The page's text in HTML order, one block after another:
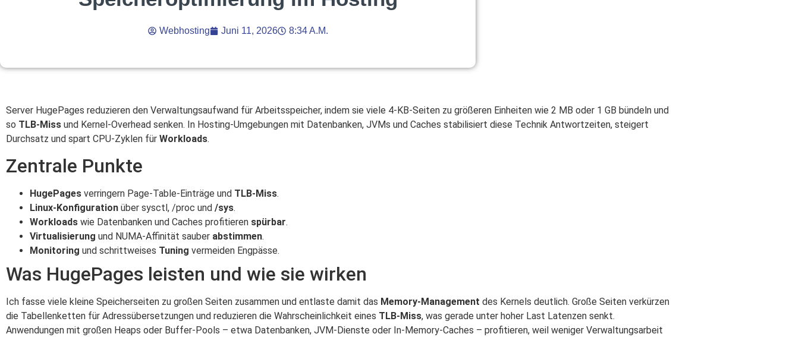
Webhosting Juni 11, 2026 8:34 A.m.
Server HugePages reduzieren den Verwaltungsaufwand für Arbeitsspeicher, indem sie viele 4‑KB‑Seiten zu größeren Einheiten wie 2 MB oder 1 GB bündeln und
so TLB‑Miss und Kernel‑Overhead senken. In Hosting-Umgebungen mit Datenbanken, JVMs und Caches stabilisiert diese Technik Antwortzeiten, steigert
Durchsatz und spart CPU‑Zyklen für Workloads.
Zentrale Punkte
HugePages verringern Page‑Table‑Einträge und TLB‑Miss.
Linux‑Konfiguration über sysctl, /proc und /sys.
Workloads wie Datenbanken und Caches profitieren spürbar.
Virtualisierung und NUMA‑Affinität sauber abstimmen.
Monitoring und schrittweises Tuning vermeiden Engpässe.
Was HugePages leisten und wie sie wirken
Ich fasse viele kleine Speicherseiten zu großen Seiten zusammen und entlaste damit das Memory‑Management des Kernels deutlich. Große Seiten verkürzen
die Tabellenketten für Adressübersetzungen und reduzieren die Wahrscheinlichkeit eines TLB‑Miss, was gerade unter hoher Last Latenzen senkt.
Anwendungen mit großen Heaps oder Buffer‑Pools – etwa Datenbanken, JVM‑Dienste oder In‑Memory‑Caches – profitieren, weil weniger Verwaltungsarbeit